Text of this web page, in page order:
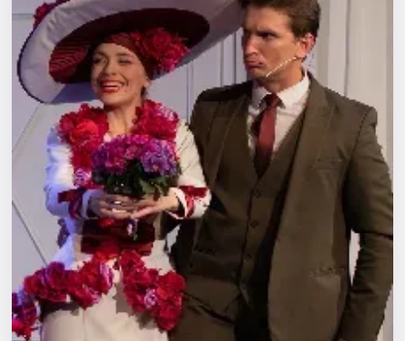
Квесты
Экскурсии
Спорт
События
Города
Площадки
Артисты
Рейтинги